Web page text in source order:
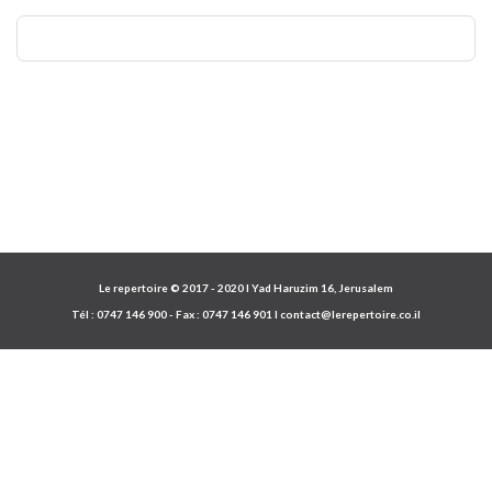
Le repertoire © 2017 - 2020 I Yad Haruzim 16, Jerusalem
Tél : 0747 146 900- Fax : 0747 146 901 I contact@lerepertoire.co.il